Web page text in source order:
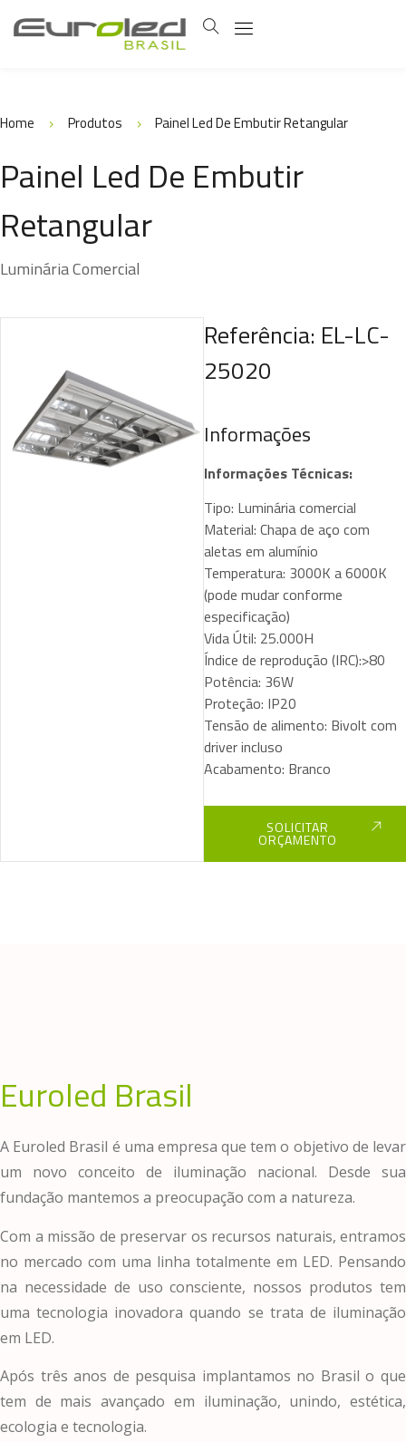
Home Produtos Painel Led De Embutir Retangular
Painel Led De Embutir
Retangular
Luminária Comercial
Referência: EL-LC-
25020
Informações
Informações Técnicas:
Tipo: Luminária comercial
Material: Chapa de aço com
aletas em alumínio
Temperatura: 3000K a 6000K
(pode mudar conforme
especificação)
Vida Útil: 25.000H
Índice de reprodução (IRC):>80
Potência: 36W
Proteção: IP20
Tensão de alimento: Bivolt com
driver incluso
Acabamento: Branco
SOLICITAR
ORÇAMENTO
Euroled Brasil
A Euroled Brasil é uma empresa que tem o objetivo de levar
um novo conceito de iluminação nacional. Desde sua
fundação mantemos a preocupação com a natureza.
Com a missão de preservar os recursos naturais, entramos
no mercado com uma linha totalmente em LED. Pensando
na necessidade de uso consciente, nossos produtos tem
uma tecnologia inovadora quando se trata de iluminação
em LED.
Após três anos de pesquisa implantamos no Brasil o que
tem de mais avançado em iluminação, unindo, estética,
ecologia e tecnologia.